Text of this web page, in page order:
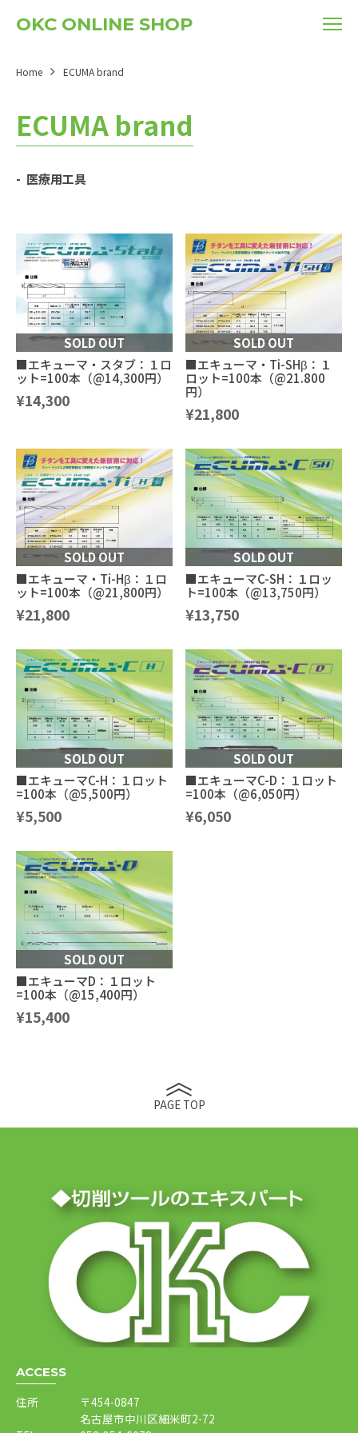
OKC ONLINE SHOP
Home ECUMA brand
ECUMA brand
医療用工具
SOLD OUT
■エキューマ・スタブ：１ロ
ット=100本（@14,300円）
¥14,300
SOLD OUT
■エキューマ・Ti-SHβ：１
ロット=100本（@21.800
円）
¥21,800
SOLD OUT
■エキューマ・Ti-Hβ：１ロ
ット=100本（@21,800円）
¥21,800
SOLD OUT
■エキューマC-SH：１ロッ
ト=100本（@13,750円）
¥13,750
SOLD OUT
■エキューマC-H：１ロット
=100本（@5,500円）
¥5,500
SOLD OUT
■エキューマC-D：１ロット
=100本（@6,050円）
¥6,050
SOLD OUT
■エキューマD：１ロット
=100本（@15,400円）
¥15,400
PAGE TOP
ACCESS
住所
〒454-0847
名古屋市中川区細米町2-72